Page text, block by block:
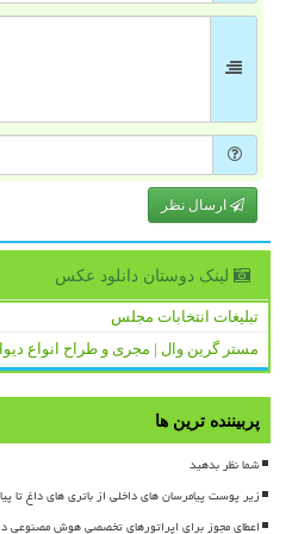
ارسال نظر
لینک دوستان دانلود عكس
تبلیغات انتخابات مجلس
مستر گرین وال | مجری و طراح انواع
پربیننده ترین ها
شما نظر بدهید
زیر پوست پیامرسان های داخلی از باتری های داغ تا
اعطای مجوز برای اپراتورهای تخصصی هوش مصنوعی